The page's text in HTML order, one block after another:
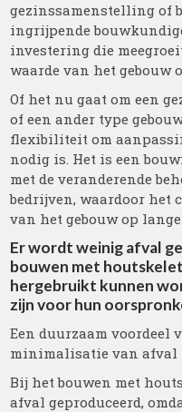
gezinssamenstelling of
ingrijpende
investering die
waarde van het gebouw
Of het nu gaat om een
of een ander type
flexibiliteit om
nodig is. Het is een
met de veranderende
bedrijven, waardoor
van het gebouw op
Er wordt weinig afval
bouwen met
hergebruikt kunnen
zijn voor hun
Een duurzaam voordeel
minimalisatie van afval
Bij het bouwen met
afval geproduceerd,